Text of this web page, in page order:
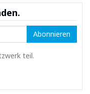
Abonnieren
teil.